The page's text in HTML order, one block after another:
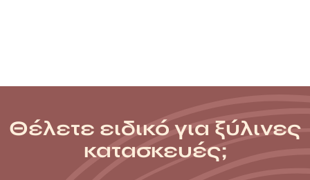
Θέλετε ειδικό για ξύλινες
κατασκευές;